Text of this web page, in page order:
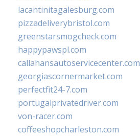
lacantinitagalesburg.com
pizzadeliverybristol.com
greenstarsmogcheck.com
happypawspl.com
callahansautoservicecenter.com
georgiascornermarket.com
perfectfit24-7.com
portugalprivatedriver.com
von-racer.com
coffeeshopcharleston.com